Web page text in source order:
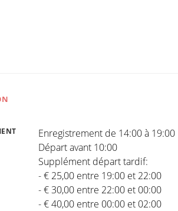
Enregistrement de 14:00 à 19:00
Départ avant 10:00
Supplément départ tardif:
- € 25,00 entre 19:00 et 22:00
- € 30,00 entre 22:00 et 00:00
- € 40,00 entre 00:00 et 02:00